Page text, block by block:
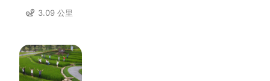
3.09 公里